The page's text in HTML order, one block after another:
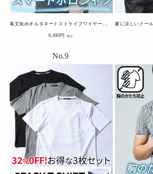
通
常
6,490円 （税込）